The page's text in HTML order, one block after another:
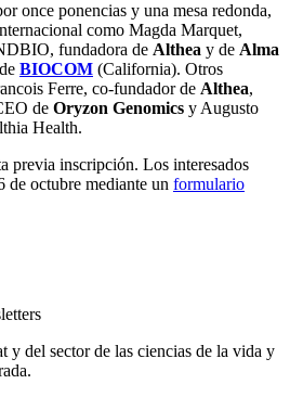
once ponencias y una mesa redonda,
como Magda Marquet,
fundadora de Althea y de Alma
BIOCOM (California). Otros
Ferre, co-fundador de Althea,
de Oryzon Genomics y Augusto
Health.
previa inscripción. Los interesados
de octubre mediante un formulario
y del sector de las ciencias de la vida y